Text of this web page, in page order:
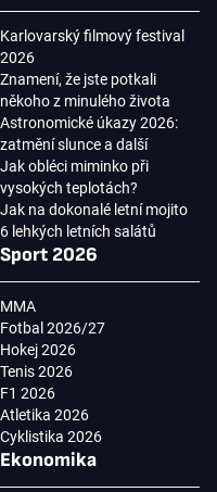
Karlovarský filmový festival
2026
Znamení, že jste potkali
někoho z minulého života
Astronomické úkazy 2026:
zatmění slunce a další
Jak obléci miminko při
vysokých teplotách?
Jak na dokonalé letní mojito
6 lehkých letních salátů
Sport 2026
MMA
Fotbal 2026/27
Hokej 2026
Tenis 2026
F1 2026
Atletika 2026
Cyklistika 2026
Ekonomika